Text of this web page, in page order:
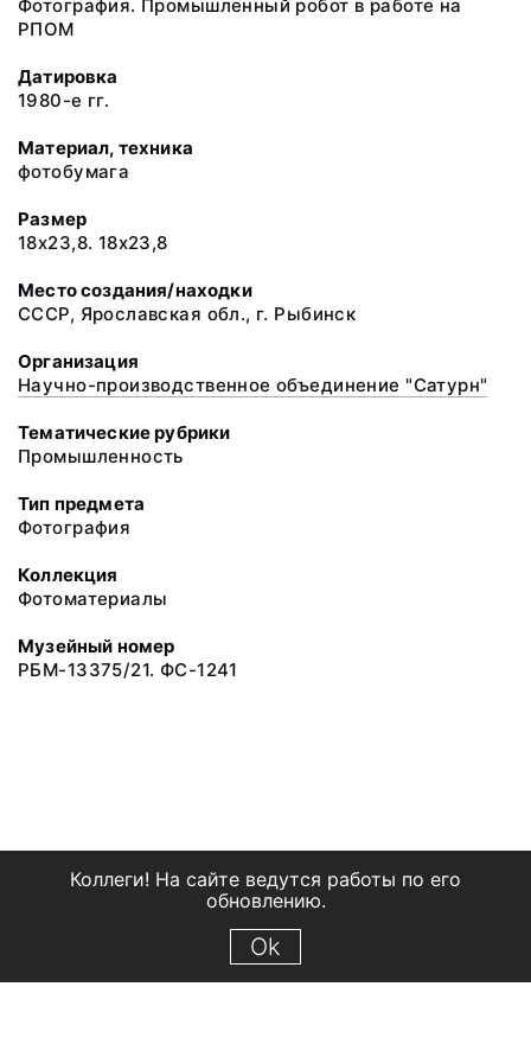
Фотография. Промышленный робот в работе на
РПОМ
Датировка
1980-е гг.
Материал, техника
фотобумага
Размер
18х23,8. 18х23,8
Место создания/находки
СССР, Ярославская обл., г. Рыбинск
Организация
Научно-производственное объединение "Сатурн"
Тематические рубрики
Промышленность
Тип предмета
Фотография
Коллекция
Фотоматериалы
Музейный номер
РБМ-13375/21. ФС-1241
Коллеги! На сайте ведутся работы по его
обновлению.
Ok